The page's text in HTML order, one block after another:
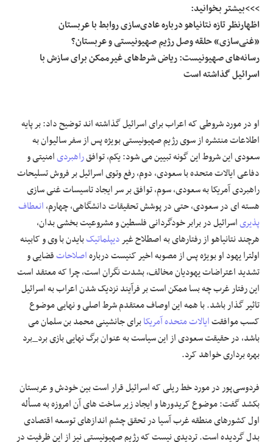
>>>بیشتر بخوانید:
اظهارنظر تازه نتانیاهو درباره عادی‌سازی روابط با عربستان
«غنی‌سازی» حلقه وصل رژیم صهیونیستی و عربستان؟
رسانه‌های صهیونیست: ریاض شرط‌های غیرممکن برای سازش با
اسرائیل گذاشته است
او در مورد شروطی که اعراب برای اسرائیل گذاشته اند توضیح داد: بر پایه
اطلاعات منتشره از سوی رژیم صهیونیستی بویژه پس از سفر سالیوان به
سعودی این شروط این گونه تبیین می شود: یکم، توافقراهبردیامنیتی و
دفاعی ایالات متحده با سعودی، دوم، رفع وتوی اسرائیل بر فروش تسلیحات
راهبردی آمریکا به سعودی، سوم، توافق بر سر ایجاد تاسیسات غنی سازی
هسته ای در سعودی، حتی در پوشش تحقیقات دانشگاهی، چهارم،انعطاف
پذیریاسرائیل در برابر خودگردانی فلسطین و مشروعیت بخشی بدان،
هرچند نتانیاهو از رفتارهای به اصطلاح غیردیپلماتیکبایدن با وی و کابینه
اولترا یهود او بویژه پس از مصوبه اخیر کنیست دربارهاصلاحاتقضایی و
تشدید اعتراضات یهودیان مخالف، بشدت نگران است، چرا که معتقد است
این رفتار غرب چه بسا ممکن است بر فرآیند نزدیک شدن اعراب به اسرائیل
تاثیر گذار باشد. با همه این اوصاف معتقدم شرط اصلی و نهایی موضوع
کسب موافقتایالات متحده آمریکابرای جانشینی محمد بن سلمان می
باشد، در حقیقت سعودی از این سیاست به عنوان برگ نهایی بازی برد_برد
بهره برداری خواهد کرد.
فردوسی‌پور در مورد خط‌ ریلی که اسرائیل قرار است بین خودش و عربستان
بکشد گفت: موضوع کریدورها و ایجاد زیر ساخت های آن امروزه به مسأله
اول کشورهای منطقه غرب آسیا در تحقق چشم اندازهای توسعه اقتصادی
بدل گردیده است. تردیدی نیست که رژیم صهیونیستی نیز از این ظرفیت در